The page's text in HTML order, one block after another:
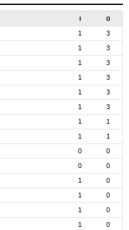
І О
1
3
1
3
1
3
1
3
1
3
1
3
1
1
1
1
0
0
0
0
1
0
1
0
1
0
1 0